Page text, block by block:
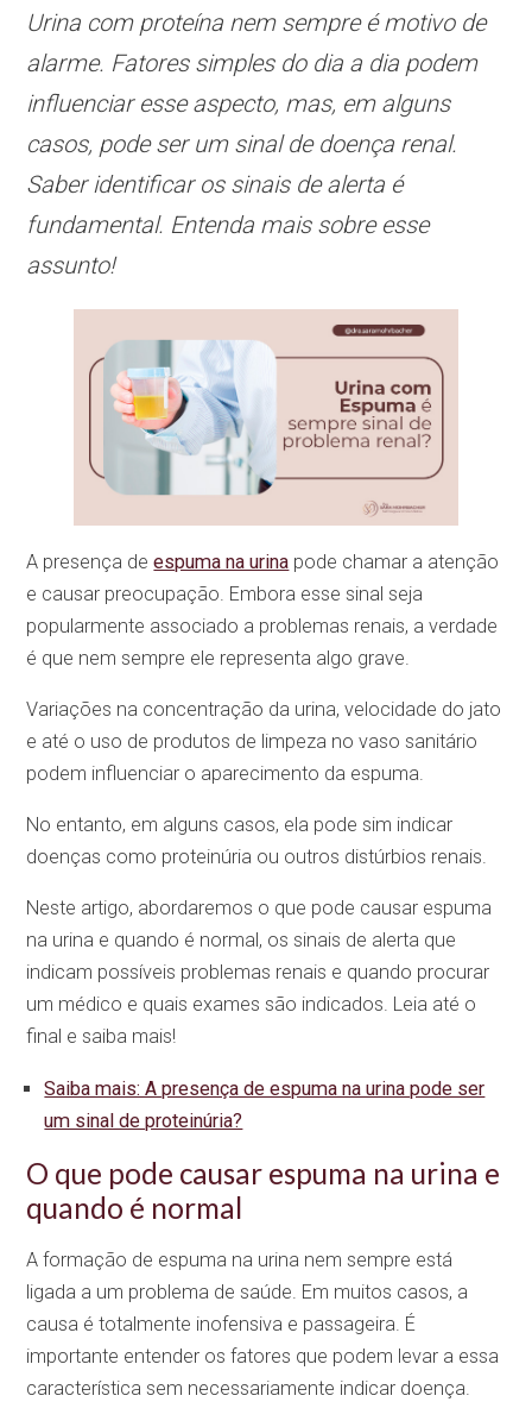
Urina com proteína nem sempre é motivo de
alarme. Fatores simples do dia a dia podem
influenciar esse aspecto, mas, em alguns
casos, pode ser um sinal de doença renal.
Saber identificar os sinais de alerta é
fundamental. Entenda mais sobre esse
assunto!
A presença deespuma na urina pode chamar a atenção
e causar preocupação. Embora esse sinal seja
popularmente associado a problemas renais, a verdade
é que nem sempre ele representa algo grave.
Variações na concentração da urina, velocidade do jato
e até o uso de produtos de limpeza no vaso sanitário
podem influenciar o aparecimento da espuma.
No entanto, em alguns casos, ela pode sim indicar
doenças como proteinúria ou outros distúrbios renais.
Neste artigo, abordaremos o que pode causar espuma
na urina e quando é normal, os sinais de alerta que
indicam possíveis problemas renais e quando procurar
um médico e quais exames são indicados. Leia até o
final e saiba mais!
Saiba mais: A presença de espuma na urina pode ser
um sinal de proteinúria?
O que pode causar espuma na urina e
quando é normal
A formação de espuma na urina nem sempre está
ligada a um problema de saúde. Em muitos casos, a
causa é totalmente inofensiva e passageira. É
importante entender os fatores que podem levar a essa
característica sem necessariamente indicar doença.